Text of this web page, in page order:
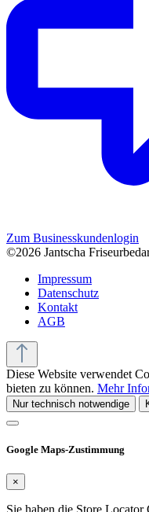
Zum Businesskundenlogin
©2026 Jantscha
Impressum
Datenschutz
Kontakt
AGB
Diese Website verwendet
bieten zu können. Mehr
Nur technisch notwendige
Google Maps-Zustimmung
×
Sie haben die Store